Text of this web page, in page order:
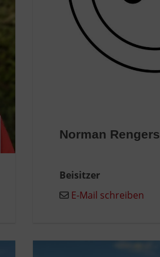
Norman Rengers
Beisitzer
E-Mail schreiben